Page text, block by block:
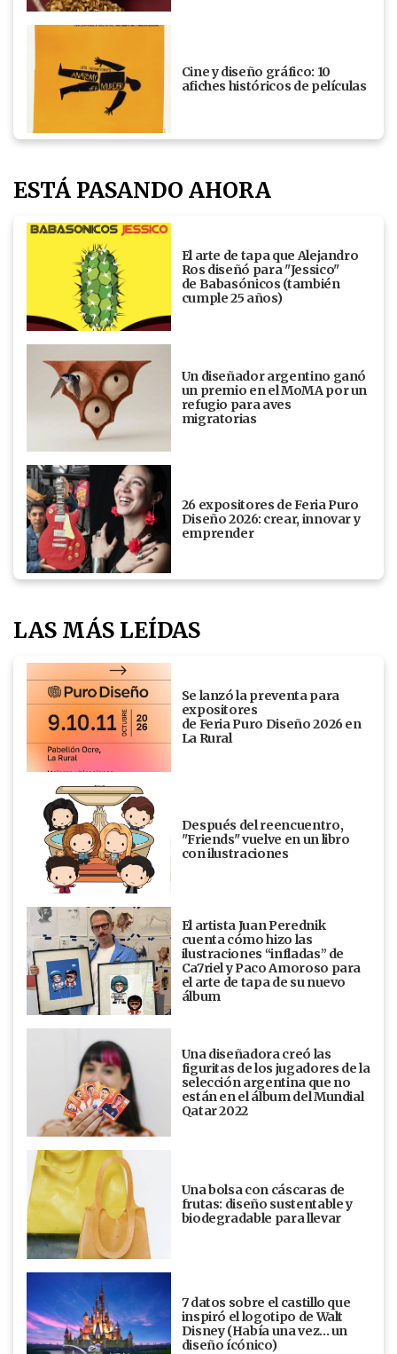
Cine y diseño gráfico: 10
afiches históricos de películas
ESTÁ PASANDO AHORA
El arte de tapa que Alejandro
Ros diseñó para "Jessico"
de Babasónicos (también
cumple 25 años)
Un diseñador argentino ganó
un premio en el MoMA por un
refugio para aves
migratorias
26 expositores de Feria Puro
Diseño 2026: crear, innovar y
emprender
LAS MÁS LEÍDAS
Se lanzó la preventa para
expositores
de Feria Puro Diseño 2026 en
La Rural
Después del reencuentro,
"Friends" vuelve en un libro
con ilustraciones
El artista Juan Perednik
cuenta cómo hizo las
ilustraciones “infladas” de
Ca7riel y Paco Amoroso para
el arte de tapa de su nuevo
álbum
Una diseñadora creó las
figuritas de los jugadores de la
selección argentina que no
están en el álbum del Mundial
Qatar 2022
Una bolsa con cáscaras de
frutas: diseño sustentable y
biodegradable para llevar
7 datos sobre el castillo que
inspiró el logotipo de Walt
Disney (Había una vez... un
diseño ícónico)